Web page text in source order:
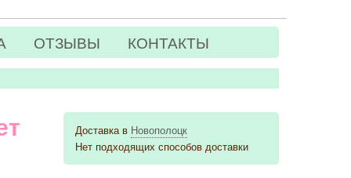
ОТЗЫВЫ КОНТАКТЫ
Доставка в Новополоцк
Нет подходящих способов доставки